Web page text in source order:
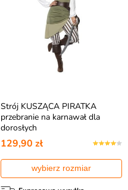
Strój KUSZĄCA PIRATKA
przebranie na karnawał dla
dorosłych
129,90 zł
wybierz rozmiar